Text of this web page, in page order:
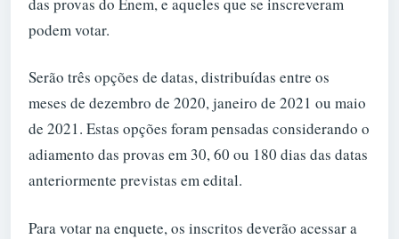
podem votar.
Serão três opções de datas, distribuídas entre os
meses de dezembro de 2020, janeiro de 2021 ou maio
de 2021. Estas opções foram pensadas considerando o
adiamento das provas em 30, 60 ou 180 dias das datas
anteriormente previstas em edital.
Para votar na enquete, os inscritos deverão acessar a